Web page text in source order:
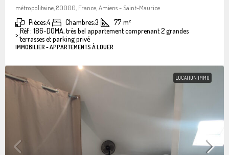
métropolitaine, 80000, France, Amiens - Saint-Maurice
Pièces:4 Chambres:3 77 m²
>:Réf : 186-DOMA, très bel appartement comprenant 2 grandes
terrasses et parking privé
IMMOBILIER - APPARTEMENTS À LOUER
LOCATION IMMO